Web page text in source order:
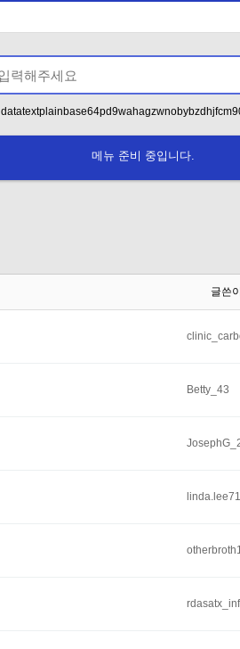
메뉴 준비 중입니다.
글쓴이
Betty_43
linda.lee71